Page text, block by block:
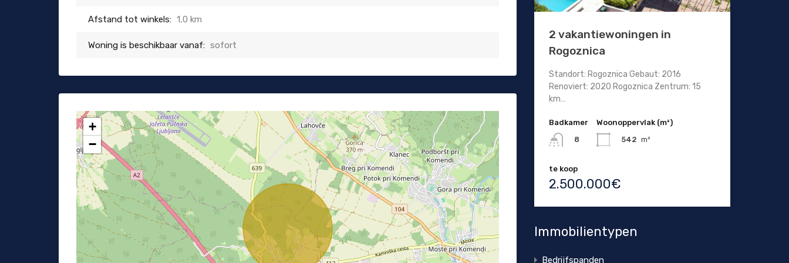
Afstand tot winkels: 1,0 km
Woning is beschikbaar vanaf: sofort
+
−
2 vakantiewoningen in
Rogoznica
Standort: Rogoznica Gebaut: 2016
Renoviert: 2020 Rogoznica Zentrum: 15
km…
Badkamer
8
Woonoppervlak (m²)
542 m²
te koop
2.500.000€
Immobilientypen
Bedrijfspanden